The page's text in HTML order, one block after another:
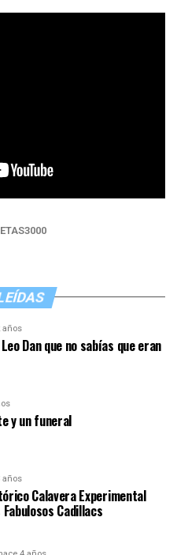
años
Dan que no sabías que eran
y un funeral
años
Calavera Experimental
Cadillacs